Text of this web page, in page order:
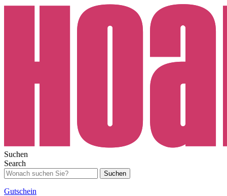
Suchen
Search
Suchen
Gutschein